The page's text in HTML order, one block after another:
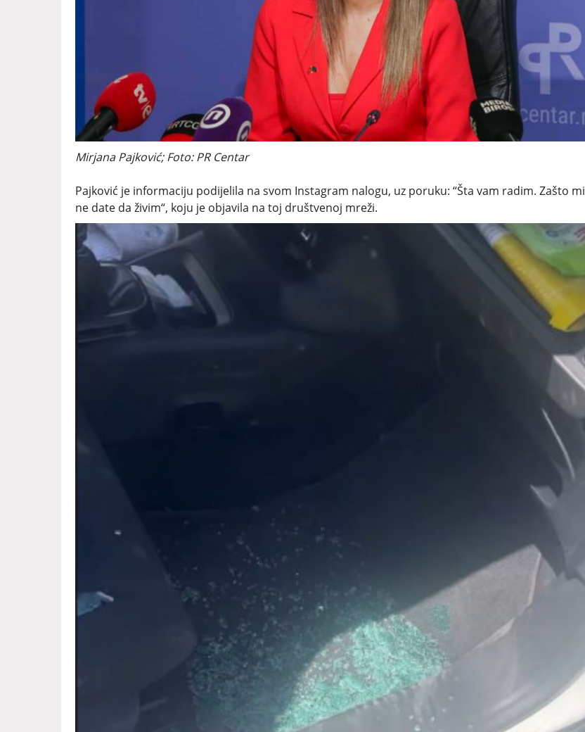
Mirjana Pajković; Foto: PR Centar
Pajković je informaciju podijelila na svom Instagram nalogu, uz poruku: “Šta vam radim. Zašto mi
ne date da živim“, koju je objavila na toj društvenoj mreži.